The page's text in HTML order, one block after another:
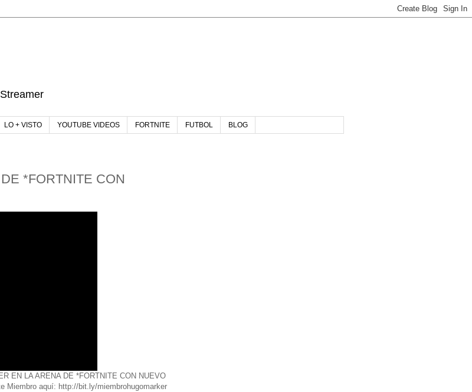
LO + VISTO YOUTUBE VIDEOS FORTNITE FUTBOL BLOG
*FORTNITE CON
EN LA ARENA DE *FORTNITE CON NUEVO
Miembro aquí: http://bit.ly/miembrohugomarker